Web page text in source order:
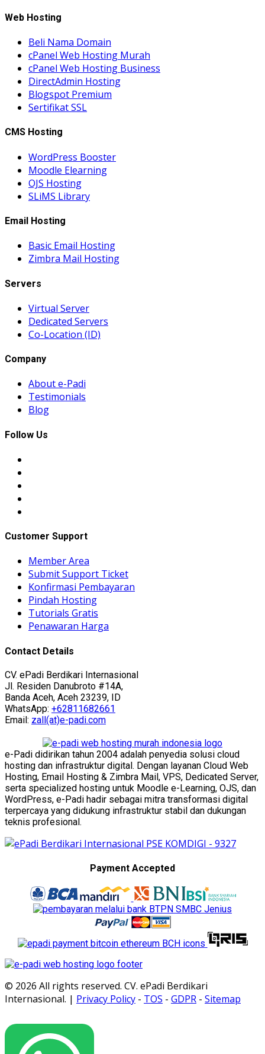
Web Hosting
Beli Nama Domain
cPanel Web Hosting Murah
cPanel Web Hosting Business
DirectAdmin Hosting
Blogspot Premium
Sertifikat SSL
CMS Hosting
WordPress Booster
Moodle Elearning
OJS Hosting
SLiMS Library
Email Hosting
Basic Email Hosting
Zimbra Mail Hosting
Servers
Virtual Server
Dedicated Servers
Co-Location (ID)
Company
About e-Padi
Testimonials
Blog
Follow Us
Customer Support
Member Area
Submit Support Ticket
Konfirmasi Pembayaran
Pindah Hosting
Tutorials Gratis
Penawaran Harga
Contact Details
CV. ePadi Berdikari Internasional
Jl. Residen Danubroto #14A,
Banda Aceh, Aceh 23239, ID
WhatsApp: +62811682661
Email: zall(at)e-padi.com
e-Padi didirikan tahun 2004 adalah penyedia solusi cloud
hosting dan infrastruktur digital. Dengan layanan Cloud Web
Hosting, Email Hosting & Zimbra Mail, VPS, Dedicated Server,
serta specialized hosting untuk Moodle e-Learning, OJS, dan
WordPress, e-Padi hadir sebagai mitra transformasi digital
terpercaya yang didukung infrastruktur stabil dan dukungan
teknis profesional.
Payment Accepted
© 2026 All rights reserved. CV. ePadi Berdikari
Internasional. | Privacy Policy - TOS - GDPR - Sitemap